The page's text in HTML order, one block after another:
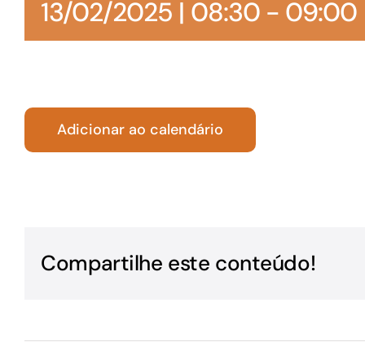
Para os negócios voltados aos serviços do setor de
turismo
13/02/2025 | 08:30- 09:00
Adicionar ao calendário
Compartilhe este conteúdo!